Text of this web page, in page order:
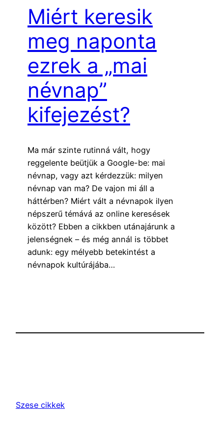
Miért keresik
meg naponta
ezrek a „mai
névnap”
kifejezést?
Ma már szinte rutinná vált, hogy
reggelente beütjük a Google-be: mai
névnap, vagy azt kérdezzük: milyen
névnap van ma? De vajon mi áll a
háttérben? Miért vált a névnapok ilyen
népszerű témává az online keresések
között? Ebben a cikkben utánajárunk a
jelenségnek – és még annál is többet
adunk: egy mélyebb betekintést a
névnapok kultúrájába…
Szese cikkek